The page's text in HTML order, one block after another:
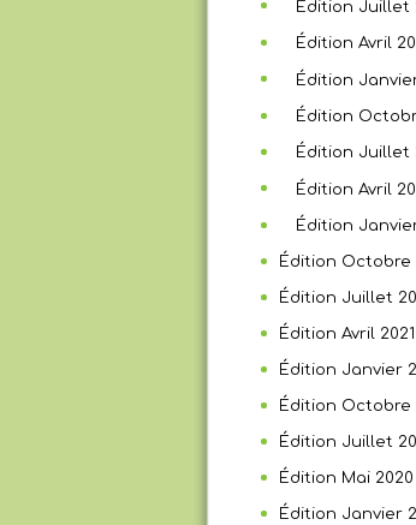
Édition Juillet
Édition Avril
Édition
Édition
Édition Juillet
Édition Avril
Édition
Édition Octobre
Édition Juillet
Édition Avril 2021
Édition Janvier
Édition Octobre
Édition Juillet
Édition Mai 2020
Édition Janvier